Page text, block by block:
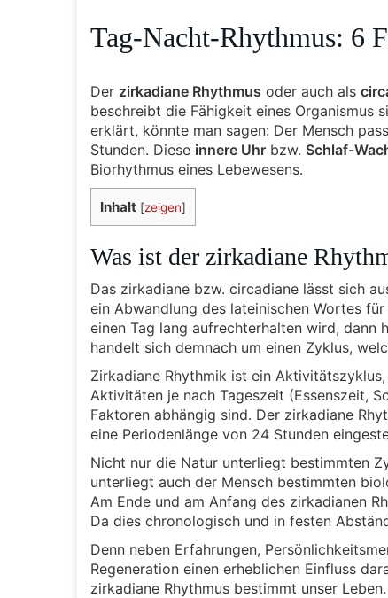
Tag-Nacht-Rhythmus: 6
Der zirkadiane Rhythmus oder auch als
beschreibt die Fähigkeit eines Organismus
erklärt, könnte man sagen: Der Mensch
Stunden. Diese innere Uhr bzw. Schlaf-
Biorhythmus eines Lebewesens.
Inhalt [zeigen]
Was ist der zirkadiane
Das zirkadiane bzw. circadiane lässt sich
ein Abwandlung des lateinischen Wortes
einen Tag lang aufrechterhalten wird, dann
handelt sich demnach um einen Zyklus,
Zirkadiane Rhythmik ist ein
Aktivitäten je nach Tageszeit (Essenszeit,
Faktoren abhängig sind. Der zirkadiane
eine Periodenlänge von 24 Stunden
Nicht nur die Natur unterliegt bestimmten
unterliegt auch der Mensch bestimmten
Am Ende und am Anfang des zirkadianen
Da dies chronologisch und in festen
Denn neben Erfahrungen,
Regeneration einen erheblichen Einfluss
zirkadiane Rhythmus bestimmt unser